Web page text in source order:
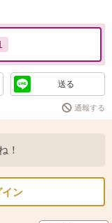
送る
通報する
！
イン